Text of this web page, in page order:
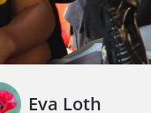
Eva Loth